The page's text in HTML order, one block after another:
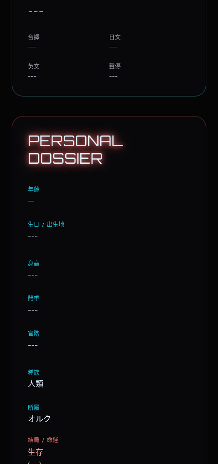
---
台譯
---
日文
---
英文
---
聲優
---
PERSONAL
DOSSIER
年齡
—
生日 / 出生地
---
身高
---
體重
---
官階
---
種族
人類
所屬
オルク
結局 / 命運
生存